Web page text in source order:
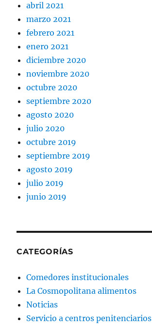
abril 2021
marzo 2021
febrero 2021
enero 2021
diciembre 2020
noviembre 2020
octubre 2020
septiembre 2020
agosto 2020
julio 2020
octubre 2019
septiembre 2019
agosto 2019
julio 2019
junio 2019
CATEGORÍAS
Comedores institucionales
La Cosmopolitana alimentos
Noticias
Servicio a centros penitenciarios